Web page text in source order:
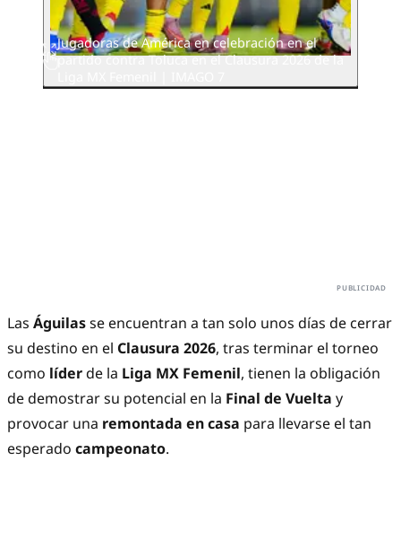
Jugadoras de América en celebración en el
partido contra Toluca en el Clausura 2026 de la
Las Águilasse encuentran a tan solo unos días de cerrar
su destino en el Clausura 2026, tras terminar el torneo
como líderde la Liga MX Femenil, tienen la obligación
de demostrar su potencial en la Final de Vuelta y
provocar una remontada en casa para llevarse el tan
esperado campeonato.